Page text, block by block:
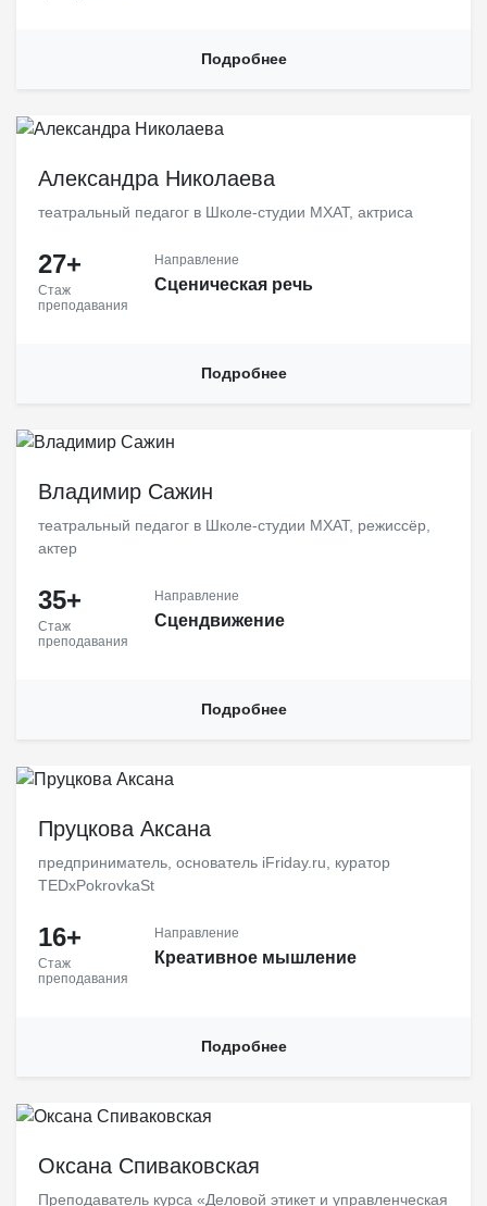
Подробнее
Александра Николаева
театральный педагог в Школе-студии МХАТ, актриса
27+
Стаж
преподавания
Направление
Cценическая речь
Подробнее
Владимир Сажин
театральный педагог в Школе-студии МХАТ, режиссёр,
актер
35+
Стаж
преподавания
Направление
Сцендвижение
преподаёт сцендвижение в Школе-Студии МХАТ, актер
Подробнее
Пруцкова Аксана
предприниматель, основатель iFriday.ru, куратор
TEDxPokrovkaSt
16+
Стаж
преподавания
Направление
Креативное мышление
Подробнее
Оксана Спиваковская
Преподаватель курса «Деловой этикет и управленческая
литературы. Эксперт в области этикета и репутационных
технологий.